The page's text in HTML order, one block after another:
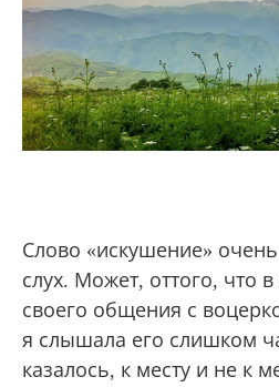
Слово «искушение»
слух. Может, оттого, что
своего общения с
я слышала его слишком
казалось, к месту и не к